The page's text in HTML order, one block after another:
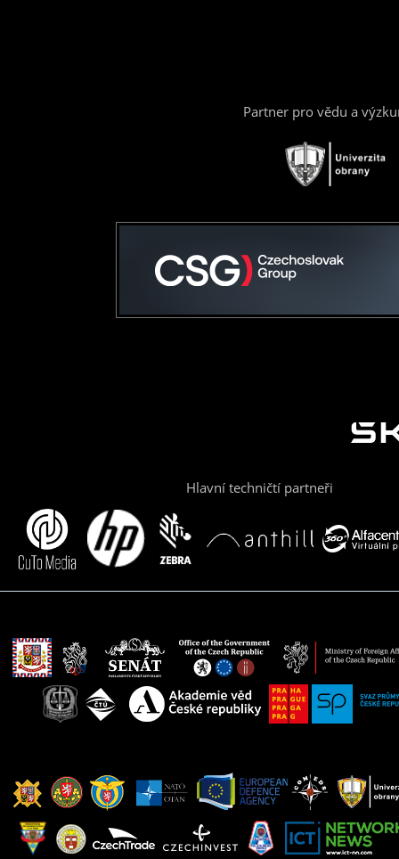
Partner pro vědu a
Hlavní techničtí partneři